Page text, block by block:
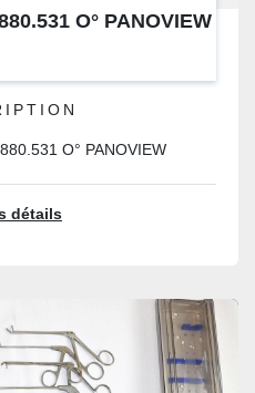
O° PANOVIEW
O° PANOVIEW
détails